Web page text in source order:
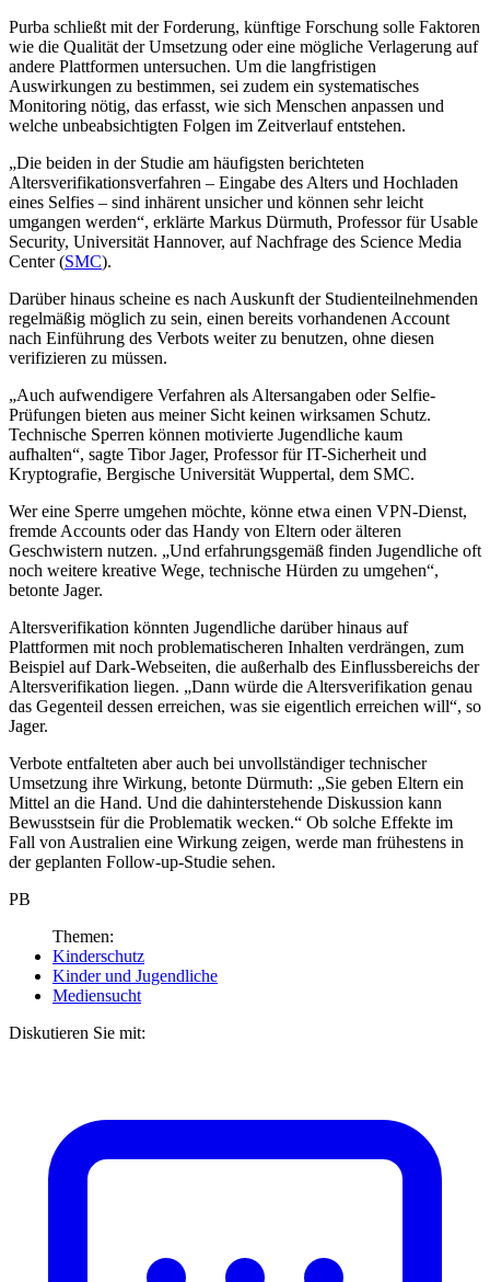
Purba schließt mit der Forderung, künftige Forschung solle Faktoren
wie die Qualität der Umsetzung oder eine mögliche Verlagerung auf
andere Plattformen untersuchen. Um die langfristigen
Auswirkungen zu bestimmen, sei zudem ein systematisches
Monitoring nötig, das erfasst, wie sich Menschen anpassen und
welche unbeabsichtigten Folgen im Zeitverlauf entstehen.
„Die beiden in der Studie am häufigsten berichteten
Altersverifikationsverfahren – Eingabe des Alters und Hochladen
eines Selfies – sind inhärent unsicher und können sehr leicht
umgangen werden“, erklärte Markus Dürmuth, Professor für Usable
Security, Universität Hannover, auf Nachfrage des Science Media
Center (SMC).
Darüber hinaus scheine es nach Auskunft der Studienteilnehmenden
regelmäßig möglich zu sein, einen bereits vorhandenen Account
nach Einführung des Verbots weiter zu benutzen, ohne diesen
verifizieren zu müssen.
„Auch aufwendigere Verfahren als Altersangaben oder Selfie-
Prüfungen bieten aus meiner Sicht keinen wirksamen Schutz.
Technische Sperren können motivierte Jugendliche kaum
aufhalten“, sagte Tibor Jager, Professor für IT-Sicherheit und
Kryptografie, Bergische Universität Wuppertal, dem SMC.
Wer eine Sperre umgehen möchte, könne etwa einen VPN-Dienst,
fremde Accounts oder das Handy von Eltern oder älteren
Geschwistern nutzen. „Und erfahrungsgemäß finden Jugendliche oft
noch weitere kreative Wege, technische Hürden zu umgehen“,
betonte Jager.
Altersverifikation könnten Jugendliche darüber hinaus auf
Plattformen mit noch problematischeren Inhalten verdrängen, zum
Beispiel auf Dark-Webseiten, die außerhalb des Einflussbereichs der
Altersverifikation liegen. „Dann würde die Altersverifikation genau
das Gegenteil dessen erreichen, was sie eigentlich erreichen will“, so
Jager.
Verbote entfalteten aber auch bei unvollständiger technischer
Umsetzung ihre Wirkung, betonte Dürmuth: „Sie geben Eltern ein
Mittel an die Hand. Und die dahinterstehende Diskussion kann
Bewusstsein für die Problematik wecken.“ Ob solche Effekte im
Fall von Australien eine Wirkung zeigen, werde man frühestens in
der geplanten Follow-up-Studie sehen.
PB
Themen:
Kinderschutz
Kinder und Jugendliche
Mediensucht
Diskutieren Sie mit: